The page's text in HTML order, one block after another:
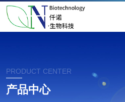
PRODUCT CENTER
产品中心